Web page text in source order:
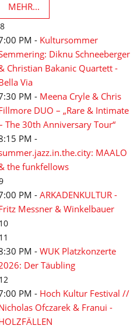
MEHR...
8
PM - Kultursommer
Diknu Schneeberger
Christian Bakanic Quartett -
Via
PM - Meena Cryle & Chris
DUO – „Rare & Intimate
The 30th Anniversary Tour“
PM -
MAALO
the funkfellows
PM - ARKADENKULTUR -
Messner & Winkelbauer
10
11
PM - WUK Platzkonzerte
Der Täubling
12
PM - Hoch Kultur Festival //
Ofczarek & Franui -